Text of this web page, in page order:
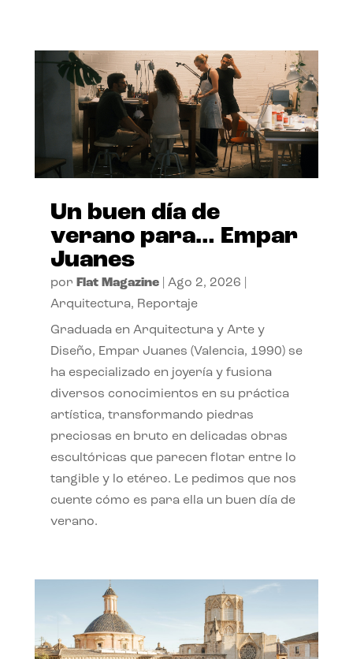
Un buen día de
verano para… Empar
Juanes
por Flat Magazine| Ago 2, 2026
Arquitectura, Reportaje
Graduada en Arquitectura y Arte y
Diseño, Empar Juanes (Valencia, 1990) se
ha especializado en joyería y fusiona
diversos conocimientos en su práctica
artística, transformando piedras
preciosas en bruto en delicadas obras
escultóricas que parecen flotar entre lo
tangible y lo etéreo. Le pedimos que nos
cuente cómo es para ella un buen día de
verano.